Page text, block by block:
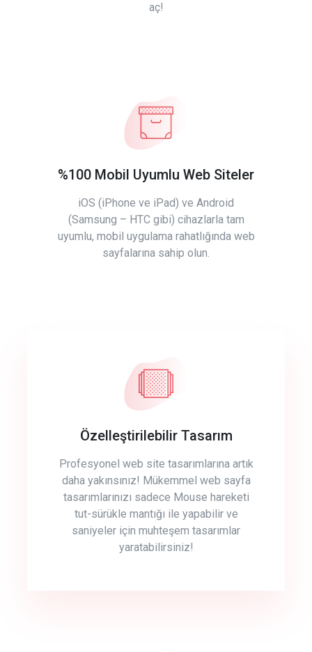
aç!
%100 Mobil Uyumlu Web Siteler
iOS (iPhone ve iPad) ve Android
(Samsung – HTC gibi) cihazlarla tam
uyumlu, mobil uygulama rahatlığında web
sayfalarına sahip olun.
Özelleştirilebilir Tasarım
Profesyonel web site tasarımlarına artık
daha yakınsınız! Mükemmel web sayfa
tasarımlarınızı sadece Mouse hareketi
tut-sürükle mantığı ile yapabilir ve
saniyeler için muhteşem tasarımlar
yaratabilirsiniz!